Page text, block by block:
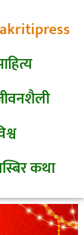
कथा